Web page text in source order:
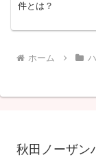
件とは？
ホーム
秋田ノーザン